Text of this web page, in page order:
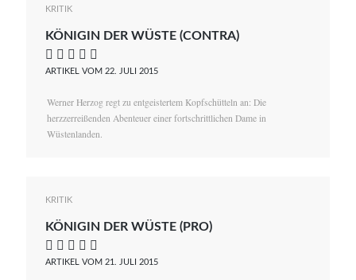
KRITIK
KÖNIGIN DER WÜSTE (CONTRA)
    
ARTIKEL VOM 22. JULI 2015
Werner Herzog regt zu entgeistertem Kopfschütteln an: Die
herzzerreißenden Abenteuer einer fortschrittlichen Dame in
Wüstenlanden.
KRITIK
KÖNIGIN DER WÜSTE (PRO)
    
ARTIKEL VOM 21. JULI 2015